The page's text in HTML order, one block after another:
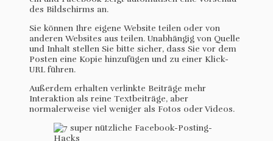
des Bildschirms an.
Sie können Ihre eigene Website teilen oder von
anderen Websites aus teilen. Unabhängig von Quelle
und Inhalt stellen Sie bitte sicher, dass Sie vor dem
Posten eine Kopie hinzufügen und zu einer Klick-
URL führen.
Außerdem erhalten verlinkte Beiträge mehr
Interaktion als reine Textbeiträge, aber
normalerweise viel weniger als Fotos oder Videos.